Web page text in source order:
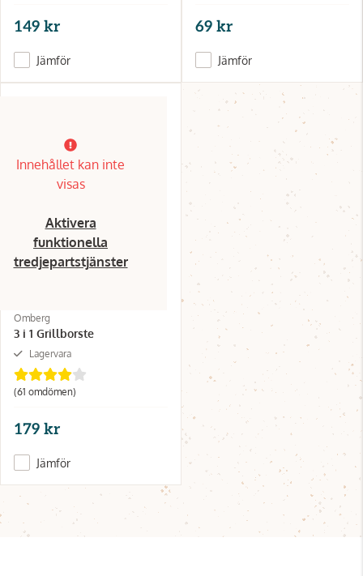
149 kr
Jämför
69 kr
Jämför
Innehållet kan inte
visas
Aktivera
funktionella
tredjepartstjänster
Omberg
3 i 1 Grillborste
Lagervara
(61 omdömen)
179 kr
Jämför